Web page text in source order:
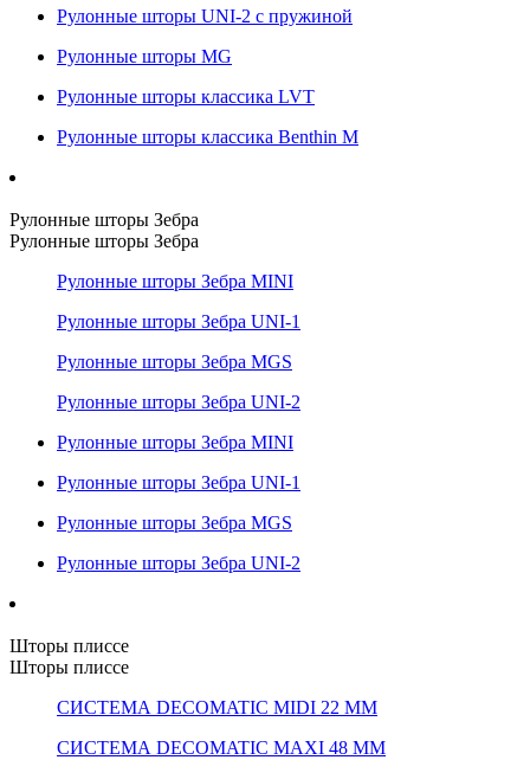
Рулонные шторы UNI-2 с пружиной
Рулонные шторы MG
Рулонные шторы классика LVT
Рулонные шторы классика Benthin M
Рулонные шторы Зебра
Рулонные шторы Зебра
Рулонные шторы Зебра MINI
Рулонные шторы Зебра UNI-1
Рулонные шторы Зебра MGS
Рулонные шторы Зебра UNI-2
Рулонные шторы Зебра MINI
Рулонные шторы Зебра UNI-1
Рулонные шторы Зебра MGS
Рулонные шторы Зебра UNI-2
Шторы плиссе
Шторы плиссе
СИСТЕМА DECOMATIC MIDI 22 ММ
СИСТЕМА DECOMATIC MAXI 48 ММ